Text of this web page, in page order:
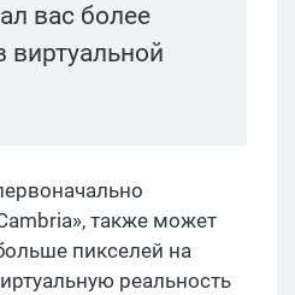
вас более
виртуальной
также может
пикселей на
реальность